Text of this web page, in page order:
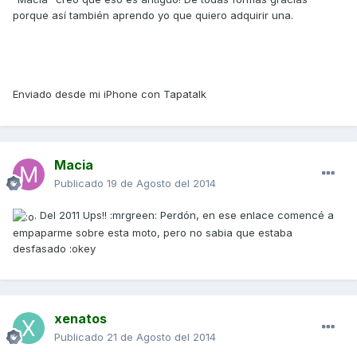
porque así también aprendo yo que quiero adquirir una.
Enviado desde mi iPhone con Tapatalk
Macia
Publicado 19 de Agosto del 2014
. Del 2011 Ups!! :mrgreen: Perdón, en ese enlace comencé a
empaparme sobre esta moto, pero no sabia que estaba
desfasado :okey
xenatos
Publicado 21 de Agosto del 2014